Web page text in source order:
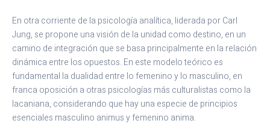
En otra corriente de la psicología analítica, liderada por Carl
Jung, se propone una visión de la unidad como destino, en un
camino de integración que se basa principalmente en la relación
dinámica entre los opuestos. En este modelo teórico es
fundamental la dualidad entre lo femenino y lo masculino, en
franca oposición a otras psicologías más culturalistas como la
lacaniana, considerando que hay una especie de principios
esenciales masculino animus y femenino anima.